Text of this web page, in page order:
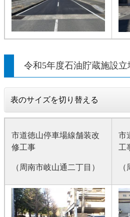
令和5年度石油貯蔵施設
表のサイズを切り替える
市道徳山停車場線舗装改
修工事
（周南市岐山通二丁目）
市
工